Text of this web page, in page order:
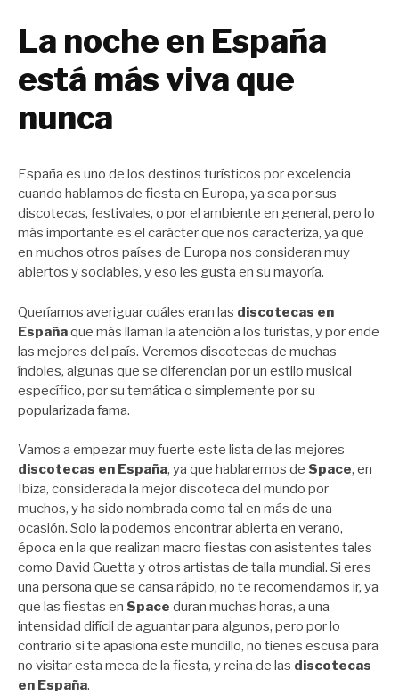
La noche en España
está más viva que
nunca
España es uno de los destinos turísticos por excelencia
cuando hablamos de fiesta en Europa, ya sea por sus
discotecas, festivales, o por el ambiente en general, pero lo
más importante es el carácter que nos caracteriza, ya que
en muchos otros países de Europa nos consideran muy
abiertos y sociables, y eso les gusta en su mayoría.
Queríamos averiguar cuáles eran las discotecas en
Españaque más llaman la atención a los turistas, y por ende
las mejores del país. Veremos discotecas de muchas
índoles, algunas que se diferencian por un estilo musical
específico, por su temática o simplemente por su
popularizada fama.
Vamos a empezar muy fuerte este lista de las mejores
discotecas en España, ya que hablaremos de Space, en
Ibiza, considerada la mejor discoteca del mundo por
muchos, y ha sido nombrada como tal en más de una
ocasión. Solo la podemos encontrar abierta en verano,
época en la que realizan macro fiestas con asistentes tales
como David Guetta y otros artistas de talla mundial. Si eres
una persona que se cansa rápido, no te recomendamos ir, ya
que las fiestas en Space duran muchas horas, a una
intensidad difícil de aguantar para algunos, pero por lo
contrario si te apasiona este mundillo, no tienes escusa para
no visitar esta meca de la fiesta, y reina de las discotecas
en España.